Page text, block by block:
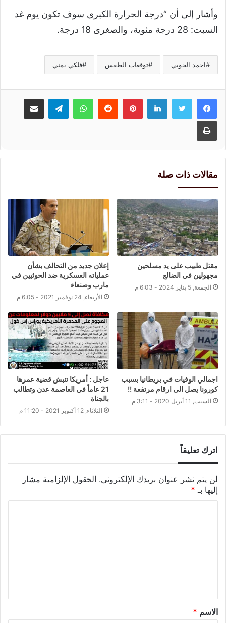
وأشار إلى أن “درجة الحرارة الكبرى سوف تكون يوم غد
السبت: 28 درجة مئوية، والصغرى 18 درجة.
احمد الجوبي توقعات الطقس فلكي يمني
لينكدإنبينتيريست واتسابتيلقرام مشاركة عبر البريد
طباعة
مقالات ذات صلة
مقتل طبيب على يد مسلحين
مجهولين في الضالع
الجمعة, 5 يناير 2024 - 6:03 م
إعلان جديد من التحالف بشأن
عملياته العسكرية ضد الحوثيين في
مارب وصنعاء
الأربعاء, 24 نوفمبر 2021 - 6:05 م
اجمالي الوفيات في بريطانيا بسبب
كورونا يصل الى ارقام مرتفعة !!
السبت, 11 أبريل 2020 - 3:11 م
عاجل : أمريكا تنبش قضية عمرها
21 عاماً في العاصمة عدن وتطالب
بالجناة
الثلاثاء, 12 أكتوبر 2021 - 11:20 م
اترك تعليقاً
لن يتم نشر عنوان بريدك الإلكتروني. الحقول الإلزامية مشار
إليها بـ *
الاسم *